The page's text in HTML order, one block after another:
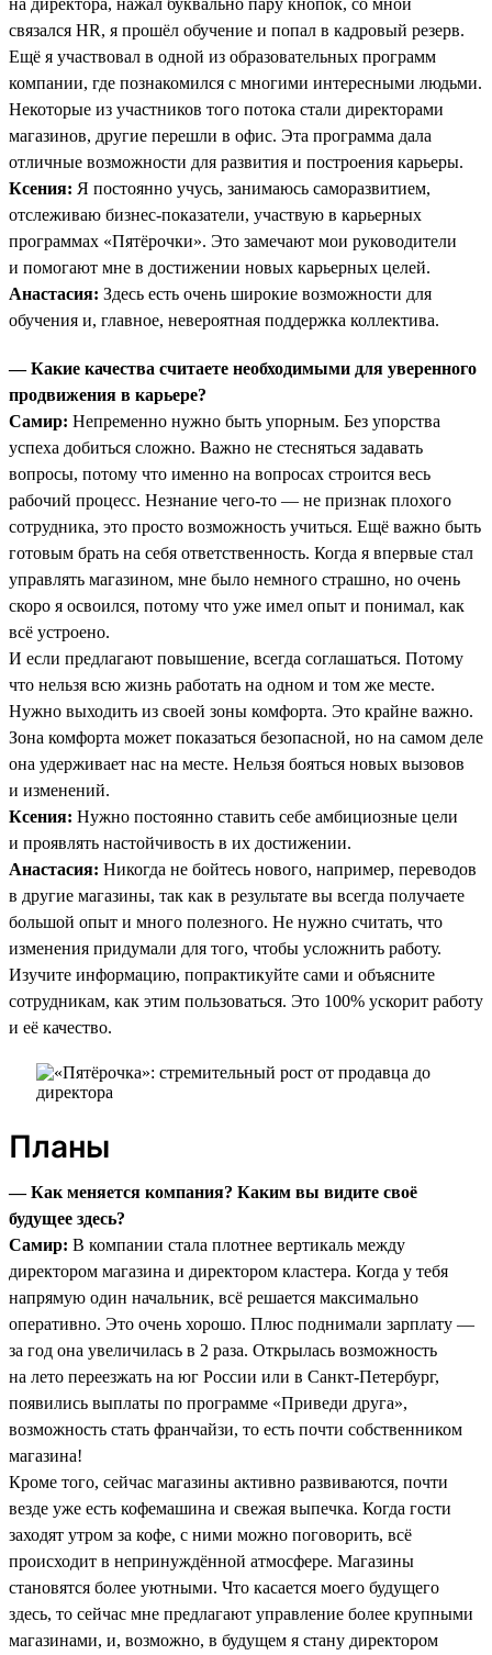
связался HR, я прошёл обучение и попал в кадровый резерв.
Ещё я участвовал в одной из образовательных программ
компании, где познакомился с многими интересными людьми.
Некоторые из участников того потока стали директорами
магазинов, другие перешли в офис. Эта программа дала
отличные возможности для развития и построения карьеры.
Ксения: Я постоянно учусь, занимаюсь саморазвитием,
отслеживаю бизнес-показатели, участвую в карьерных
программах «Пятёрочки». Это замечают мои руководители
и помогают мне в достижении новых карьерных целей.
Анастасия: Здесь есть очень широкие возможности для
обучения и, главное, невероятная поддержка коллектива.
— Какие качества считаете необходимыми для уверенного
продвижения в карьере?
Самир: Непременно нужно быть упорным. Без упорства
успеха добиться сложно. Важно не стесняться задавать
вопросы, потому что именно на вопросах строится весь
рабочий процесс. Незнание чего-то — не признак плохого
сотрудника, это просто возможность учиться. Ещё важно быть
готовым брать на себя ответственность. Когда я впервые стал
управлять магазином, мне было немного страшно, но очень
скоро я освоился, потому что уже имел опыт и понимал, как
всё устроено.
И если предлагают повышение, всегда соглашаться. Потому
что нельзя всю жизнь работать на одном и том же месте.
Нужно выходить из своей зоны комфорта. Это крайне важно.
Зона комфорта может показаться безопасной, но на самом деле
она удерживает нас на месте. Нельзя бояться новых вызовов
и изменений.
Ксения: Нужно постоянно ставить себе амбициозные цели
и проявлять настойчивость в их достижении.
Анастасия: Никогда не бойтесь нового, например, переводов
в другие магазины, так как в результате вы всегда получаете
большой опыт и много полезного. Не нужно считать, что
изменения придумали для того, чтобы усложнить работу.
Изучите информацию, попрактикуйте сами и объясните
сотрудникам, как этим пользоваться. Это 100% ускорит работу
и её качество.
Планы
— Как меняется компания? Каким вы видите своё
будущее здесь?
Самир: В компании стала плотнее вертикаль между
директором магазина и директором кластера. Когда у тебя
напрямую один начальник, всё решается максимально
оперативно. Это очень хорошо. Плюс поднимали зарплату —
за год она увеличилась в 2 раза. Открылась возможность
на лето переезжать на юг России или в Санкт-Петербург,
появились выплаты по программе «Приведи друга»,
возможность стать франчайзи, то есть почти собственником
магазина!
Кроме того, сейчас магазины активно развиваются, почти
везде уже есть кофемашина и свежая выпечка. Когда гости
заходят утром за кофе, с ними можно поговорить, всё
происходит в непринуждённой атмосфере. Магазины
становятся более уютными. Что касается моего будущего
здесь, то сейчас мне предлагают управление более крупными
магазинами, и, возможно, в будущем я стану директором